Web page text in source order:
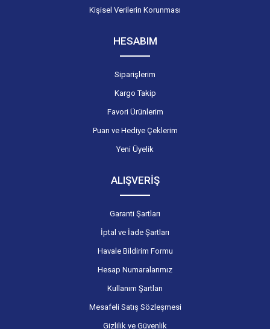
Kişisel Verilerin Korunması
HESABIM
Siparişlerim
Kargo Takip
Favori Ürünlerim
Puan ve Hediye Çeklerim
Yeni Üyelik
ALIŞVERİŞ
Garanti Şartları
İptal ve İade Şartları
Havale Bildirim Formu
Hesap Numaralarımız
Kullanım Şartları
Mesafeli Satış Sözleşmesi
Gizlilik ve Güvenlik